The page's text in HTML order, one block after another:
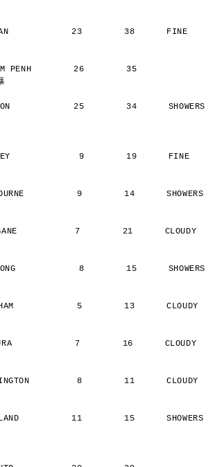
23        38      FINE
PENH        26        35
25        34      SHOWERS
9        19      FINE
9        14      SHOWERS
7        21      CLOUDY
8        15      SHOWERS
5        13      CLOUDY
7        16      CLOUDY
8        11      CLOUDY
11        15      SHOWERS